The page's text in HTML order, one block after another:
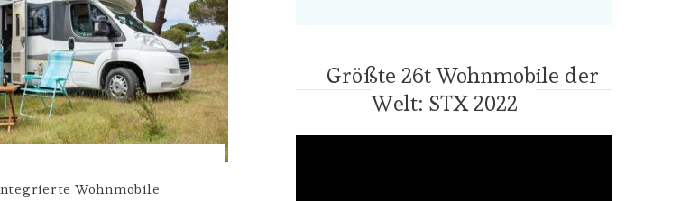
Wohnmobile
Größte 26t Wohnmobile der
Welt: STX 2022